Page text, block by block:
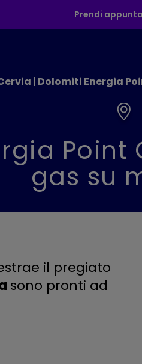
Prendi
| Dolomiti Energia
gas su
il pregiato
sono pronti ad